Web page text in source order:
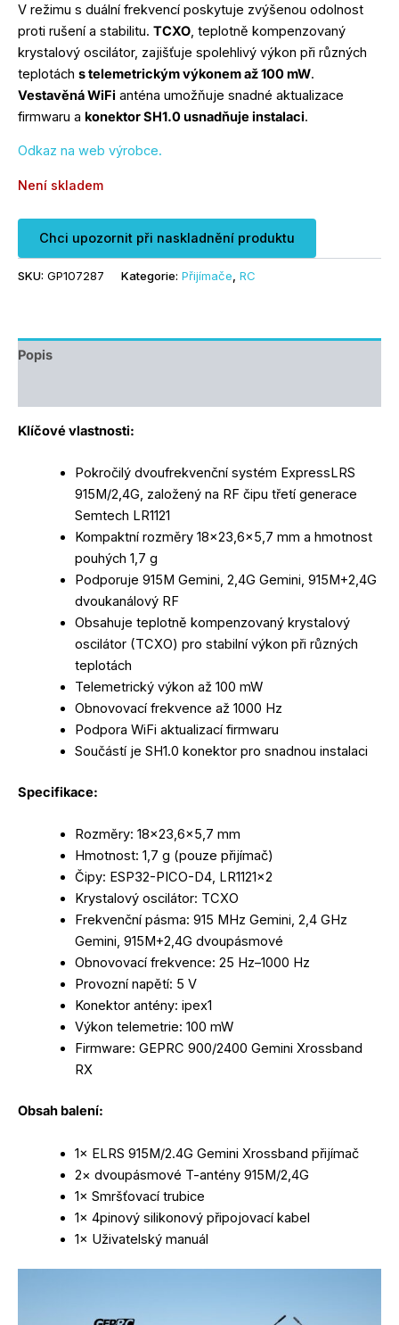
V režimu s duální frekvencí poskytuje zvýšenou odolnost
proti rušení a stabilitu. TCXO , teplotně kompenzovaný
krystalový oscilátor, zajišťuje spolehlivý výkon při různých
teplotách s telemetrickým výkonem až 100 mW.
Vestavěná WiFi anténa umožňuje snadné aktualizace
firmwaru a konektor SH1.0 usnadňuje instalaci.
Odkaz na web výrobce.
Není skladem
Chci upozornit při naskladnění produktu
SKU: GP107287 Kategorie: Přijímače RC
Popis
Klíčové vlastnosti:
Pokročilý dvoufrekvenční systém ExpressLRS
915M/2,4G, založený na RF čipu třetí generace
Semtech LR1121
Kompaktní rozměry 18×23,6×5,7 mm a hmotnost
pouhých 1,7 g
Podporuje 915M Gemini, 2,4G Gemini, 915M+2,4G
dvoukanálový RF
Obsahuje teplotně kompenzovaný krystalový
oscilátor (TCXO) pro stabilní výkon při různých
teplotách
Telemetrický výkon až 100 mW
Obnovovací frekvence až 1000 Hz
Podpora WiFi aktualizací firmwaru
Součástí je SH1.0 konektor pro snadnou instalaci
Specifikace:
Rozměry: 18×23,6×5,7 mm
Hmotnost: 1,7 g (pouze přijímač)
Čipy: ESP32-PICO-D4, LR1121x2
Krystalový oscilátor: TCXO
Frekvenční pásma: 915 MHz Gemini, 2,4 GHz
Gemini, 915M+2,4G dvoupásmové
Obnovovací frekvence: 25 Hz–1000 Hz
Provozní napětí: 5 V
Konektor antény: ipex1
Výkon telemetrie: 100 mW
Firmware: GEPRC 900/2400 Gemini Xrossband
RX
Obsah balení:
1× ELRS 915M/2.4G Gemini Xrossband přijímač
2× dvoupásmové T-antény 915M/2,4G
1× Smršťovací trubice
1× 4pinový silikonový připojovací kabel
1× Uživatelský manuál